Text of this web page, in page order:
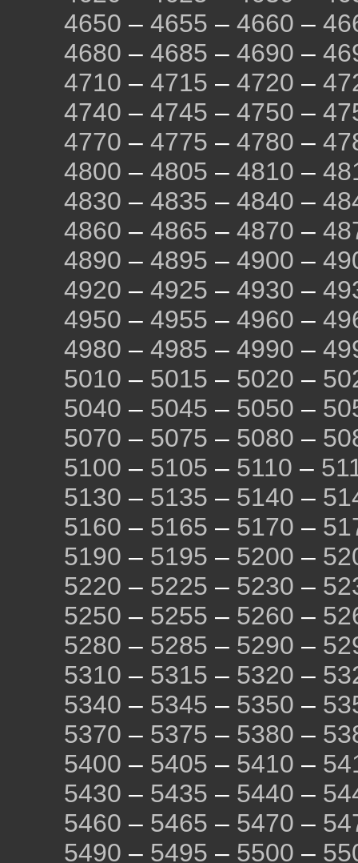
4650 – 4655 – 4660 –
4680 – 4685 – 4690 –
4710 – 4715 – 4720 –
4740 – 4745 – 4750 –
4770 – 4775 – 4780 –
4800 – 4805 – 4810 –
4830 – 4835 – 4840 –
4860 – 4865 – 4870 –
4890 – 4895 – 4900 –
4920 – 4925 – 4930 –
4950 – 4955 – 4960 –
4980 – 4985 – 4990 –
5010 – 5015 – 5020 –
5040 – 5045 – 5050 –
5070 – 5075 – 5080 –
5100 – 5105 – 5110 –
5130 – 5135 – 5140 –
5160 – 5165 – 5170 –
5190 – 5195 – 5200 –
5220 – 5225 – 5230 –
5250 – 5255 – 5260 –
5280 – 5285 – 5290 –
5310 – 5315 – 5320 –
5340 – 5345 – 5350 –
5370 – 5375 – 5380 –
5400 – 5405 – 5410 –
5430 – 5435 – 5440 –
5460 – 5465 – 5470 –
5490 – 5495 – 5500 –